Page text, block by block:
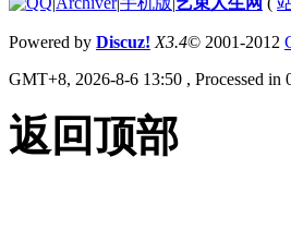
Powered by Discuz! X3.4© 2001-2012
GMT+8, 2026-8-6 13:50 , Processed in
返回顶部